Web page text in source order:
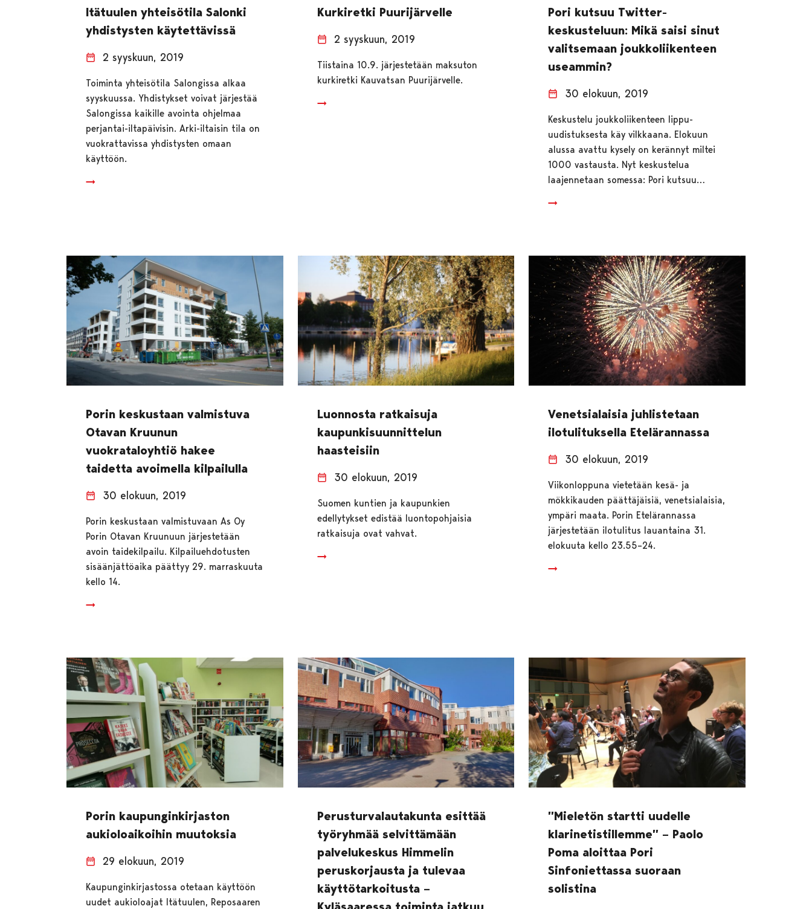
Itätuulen yhteisötila Salonki
yhdistysten käytettävissä
2 syyskuun, 2019
Toiminta yhteisötila Salongissa alkaa
syyskuussa. Yhdistykset voivat järjestää
Salongissa kaikille avointa ohjelmaa
perjantai-iltapäivisin. Arki-iltaisin tila on
vuokrattavissa yhdistysten omaan
käyttöön.
Kurkiretki Puurijärvelle
2 syyskuun, 2019
Tiistaina 10.9. järjestetään maksuton
kurkiretki Kauvatsan Puurijärvelle.
Pori kutsuu Twitter-
keskusteluun: Mikä saisi sinut
valitsemaan joukkoliikenteen
useammin?
30 elokuun, 2019
Keskustelu joukkoliikenteen lippu-
uudistuksesta käy vilkkaana. Elokuun
alussa avattu kysely on kerännyt miltei
1000 vastausta. Nyt keskustelua
laajennetaan somessa: Pori kutsuu…
Porin keskustaan valmistuva
Otavan Kruunun
vuokrataloyhtiö hakee
taidetta avoimella kilpailulla
30 elokuun, 2019
Porin keskustaan valmistuvaan As Oy
Porin Otavan Kruunuun järjestetään
avoin taidekilpailu. Kilpailuehdotusten
sisäänjättöaika päättyy 29. marraskuuta
kello 14.
Luonnosta ratkaisuja
kaupunkisuunnittelun
haasteisiin
30 elokuun, 2019
Suomen kuntien ja kaupunkien
edellytykset edistää luontopohjaisia
ratkaisuja ovat vahvat.
Venetsialaisia juhlistetaan
ilotulituksella Etelärannassa
30 elokuun, 2019
Viikonloppuna vietetään kesä- ja
mökkikauden päättäjäisiä, venetsialaisia,
ympäri maata. Porin Etelärannassa
järjestetään ilotulitus lauantaina 31.
elokuuta kello 23.55–24.
Porin kaupunginkirjaston
aukioloaikoihin muutoksia
29 elokuun, 2019
Kaupunginkirjastossa otetaan käyttöön
uudet aukioloajat Itätuulen, Reposaaren
Perusturvalautakunta esittää
työryhmää selvittämään
palvelukeskus Himmelin
peruskorjausta ja tulevaa
käyttötarkoitusta –
”Mieletön startti uudelle
klarinetistillemme” – Paolo
Poma aloittaa Pori
Sinfoniettassa suoraan
solistina